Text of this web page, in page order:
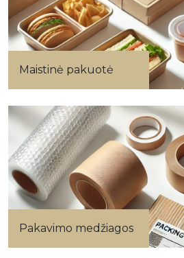
Maistinė pakuotė
Pakavimo medžiagos